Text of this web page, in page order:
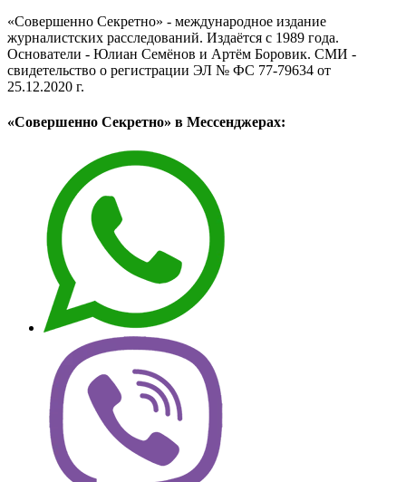
«Совершенно Секретно» - международное издание
журналистских расследований. Издаётся с 1989 года.
Основатели - Юлиан Семёнов и Артём Боровик. CМИ -
свидетельство о регистрации ЭЛ № ФС 77-79634 от
25.12.2020 г.
«Совершенно Секретно» в Мессенджерах: